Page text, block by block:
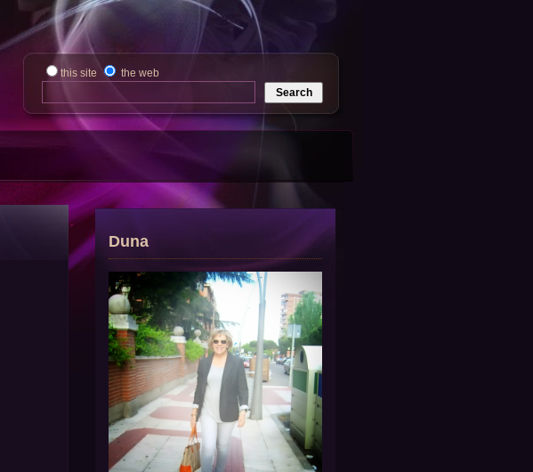
this site the web
Duna